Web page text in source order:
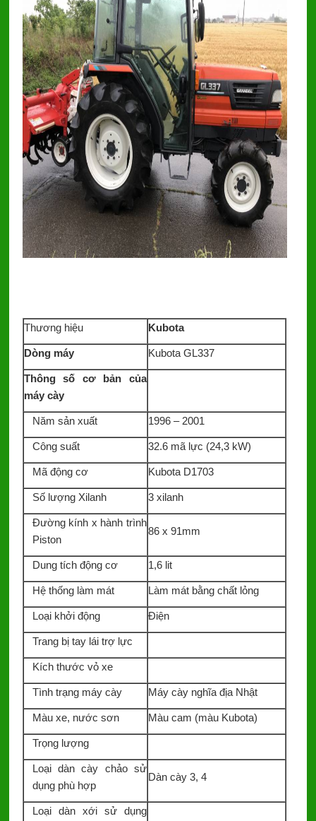
Thương hiệu Kubota
Dòng máy Kubota GL337
Thông số cơ bản của
máy cày
Năm sản xuất 1996 – 2001
Công suất 32.6 mã lực (24,3 kW)
Mã động cơ Kubota D1703
Số lượng Xilanh 3 xilanh
Đường kính x hành trình
Piston
86 x 91mm
Dung tích động cơ 1,6 lit
Hệ thống làm mát Làm mát bằng chất lỏng
Loại khởi động Điện
Trang bị tay lái trợ lực
Kích thước vỏ xe
Tình trạng máy cày Máy cày nghĩa địa Nhật
Màu xe, nước sơn Màu cam (màu Kubota)
Trọng lượng
Loại dàn cày chảo sử
dụng phù hợp
Dàn cày 3, 4
Loại dàn xới sử dụng